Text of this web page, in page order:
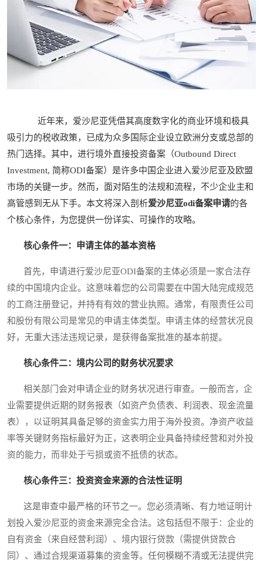
近年来，爱沙尼亚凭借其高度数字化的商业环境和极具
吸引力的税收政策，已成为众多国际企业设立欧洲分支或总部的
热门选择。其中，进行境外直接投资备案（Outbound Direct
Investment, 简称ODI备案）是许多中国企业进入爱沙尼亚及欧盟
市场的关键一步。然而，面对陌生的法规和流程，不少企业主和
高管感到无从下手。本文将深入剖析爱沙尼亚odi备案申请的各
个核心条件，为您提供一份详实、可操作的攻略。
核心条件一：申请主体的基本资格
首先，申请进行爱沙尼亚ODI备案的主体必须是一家合法存
续的中国境内企业。这意味着您的公司需要在中国大陆完成规范
的工商注册登记，并持有有效的营业执照。通常，有限责任公司
和股份有限公司是常见的申请主体类型。申请主体的经营状况良
好，无重大违法违规记录，是获得备案批准的基本前提。
核心条件二：境内公司的财务状况要求
相关部门会对申请企业的财务状况进行审查。一般而言，企
业需要提供近期的财务报表（如资产负债表、利润表、现金流量
表），以证明其具备足够的资金实力用于海外投资。净资产收益
率等关键财务指标最好为正，这表明企业具备持续经营和对外投
资的能力，而非处于亏损或资不抵债的状态。
核心条件三：投资资金来源的合法性证明
这是审查中最严格的环节之一。您必须清晰、有力地证明计
划投入爱沙尼亚的资金来源完全合法。这包括但不限于：企业的
自有资金（来自经营利润）、境内银行贷款（需提供贷款合
同）、通过合规渠道募集的资金等。任何模糊不清或无法提供完